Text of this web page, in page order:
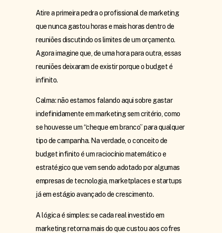
Atire a primeira pedra o profissional de marketing
que nunca gastou horas e mais horas dentro de
reuniões discutindo os limites de um orçamento.
Agora imagine que, de uma hora para outra, essas
reuniões deixaram de existir porque o budget é
infinito.
Calma: não estamos falando aqui sobre gastar
indefinidamente em marketing sem critério, como
se houvesse um “cheque em branco” para qualquer
tipo de campanha. Na verdade, o conceito de
budget infinito é um raciocínio matemático e
estratégico que vem sendo adotado por algumas
empresas de tecnologia, marketplaces e startups
já em estágio avançado de crescimento.
A lógica é simples: se cada real investido em
marketing retorna mais do que custou aos cofres